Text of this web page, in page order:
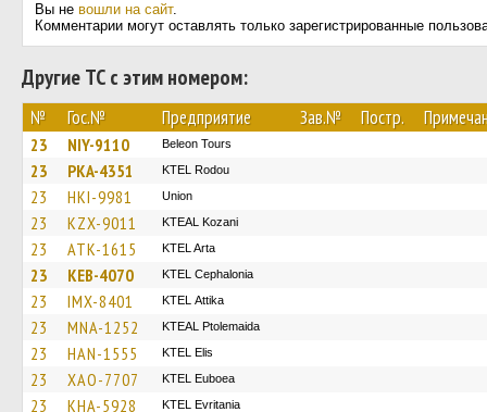
Вы не вошли на сайт.
Комментарии могут оставлять только зарегистрированные
Другие ТС с этим номером:
№ Гос.№ Предприятие Зав.№ Постр.
23 NIY-9110 Beleon Tours
23 PKA-4351 ΚΤΕL Rodou
23 HKI-9981 Union
23 KZX-9011 KTEAL Kozani
23 ATK-1615 KTEL Arta
23 KEB-4070 KTEL Cephalonia
23 IMX-8401 KΤΕL Αttika
23 MNA-1252 KTEAL Ptolemaida
23 HAN-1555 KTEL Elis
23 XAO-7707 ΚΤΕL Euboea
23 KHA-5928 ΚΤΕL Evritania